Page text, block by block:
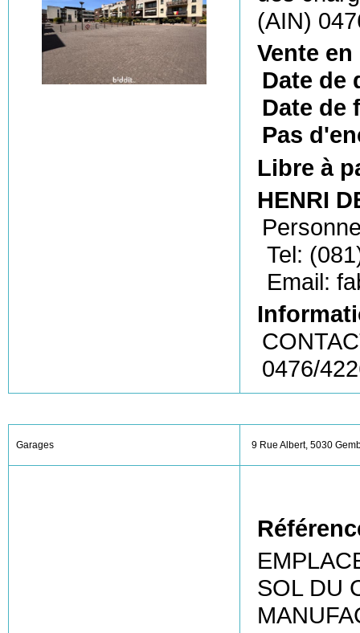
(AIN)
Vente
Date de
Date de
Pas
Libre à
HENRI
Tel:
Email:
0476/
Garages 9 Rue Albert, 5030
SOL DU